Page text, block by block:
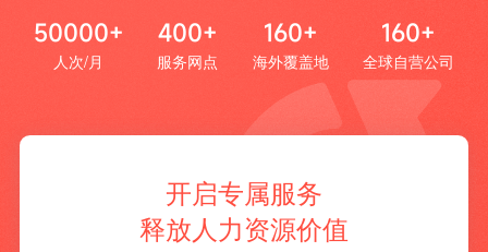
50000+
人次/月
400+
服务网点
160+
海外覆盖地
160+
全球自营公司
开启专属服务
释放人力资源价值